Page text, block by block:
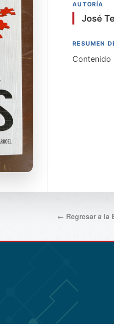
AUTORÍA
José
RESUMEN
Contenido
← Regresar a la